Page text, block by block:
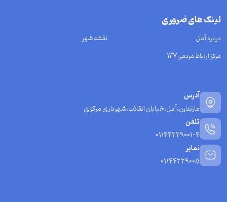
لینک های ضروری
درباره آمل
نقشه شهر
مرکز ارتباط مردمی137
آدرس
مازندارن،آمل،خیابان انقلاب،شهرداری مرکزی
تلفن
01144229001-4
نمابر
01144229005